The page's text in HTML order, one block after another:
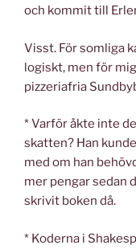
och kommit till
Visst. För somliga
logiskt, men för
pizzeriafria
* Varför åkte inte
skatten? Han
med om han
mer pengar sedan
skrivit boken då.
* Koderna i